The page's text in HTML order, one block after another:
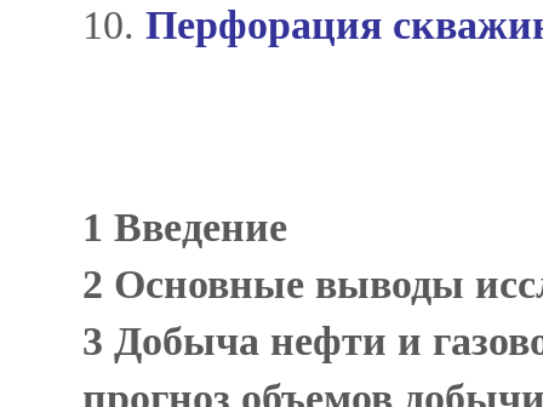
10. Перфорация
1 Введение
2 Основные выводы
3 Добыча нефти и
прогноз объемов